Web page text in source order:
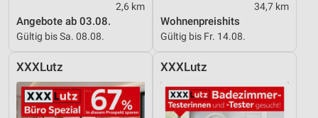
2,6 km
Angebote ab 03.08.
Gültig bis Sa. 08.08.
34,7 km
Wohnenpreishits
Gültig bis Fr. 14.08.
XXXLutz XXXLutz